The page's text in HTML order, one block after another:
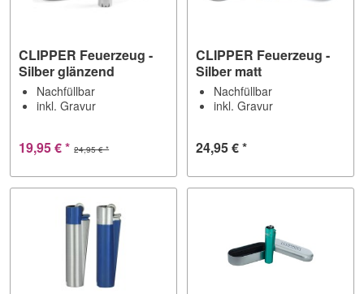
CLIPPER Feuerzeug -
Silber glänzend
Nachfüllbar
inkl. Gravur
24,95 € *
19,95 € *
CLIPPER Feuerzeug -
Silber matt
Nachfüllbar
inkl. Gravur
24,95 € *